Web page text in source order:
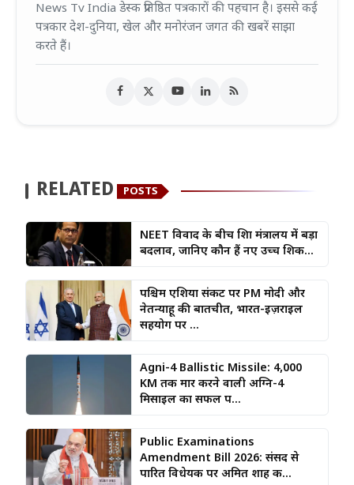
News Tv India डेस्क प्रतिष्ठित पत्रकारों की पहचान है। इससे कई
पत्रकार देश-दुनिया, खेल और मनोरंजन जगत की खबरें साझा
करते हैं।
RELATED POSTS
NEET विवाद के बीच शिक्षा मंत्रालय में बड़ा
बदलाव, जानिए कौन हैं नए उच्च शिक...
पश्चिम एशिया संकट पर PM मोदी और
नेतन्याहू की बातचीत, भारत-इज़राइल
सहयोग पर ...
Agni-4 Ballistic Missile: 4,000
KM तक मार करने वाली अग्नि-4
मिसाइल का सफल प...
Public Examinations
Amendment Bill 2026: संसद से
पारित विधेयक पर अमित शाह क...